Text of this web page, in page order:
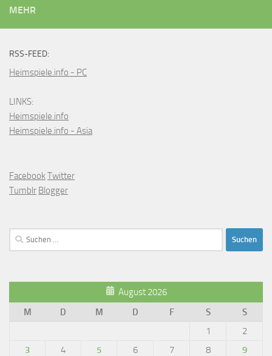
MEHR
RSS-FEED:
Heimspiele.info - PC
LINKS:
Heimspiele.info
Heimspiele.info - Asia
FacebookTwitter
Tumblr Blogger
Suchen
nach:
August 2026
M
D M D F S
S
1
2
3
4 5 6 7 8
9